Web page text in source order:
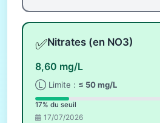
✅Nitrates (en NO3)
8,60 mg/L
Ⓛ Limite : ≤ 50 mg/L
17% du seuil
17/07/2026